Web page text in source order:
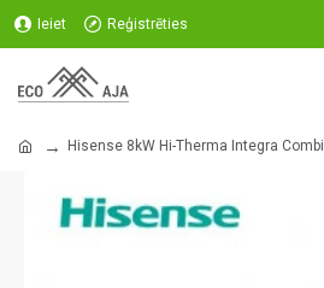
Ieiet Reģistrēties
Hisense 8kW Hi-Therma Integra Combi